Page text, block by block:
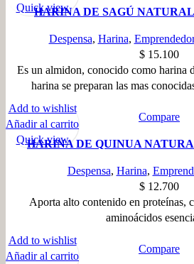
HARINA DE SAGÚ NATURAL
Despensa, Harina, Emprendedor
$ 15.100
Es un almidon, conocido como harina
harina se preparan las mas
Quick view
Compare
HARINA DE QUINUA
Despensa, Harina,
$ 12.700
Aporta alto contenido en proteínas,
aminoácidos
Add to wishlist
Añadir al carrito
Quick view
Compare
Add to wishlist
Añadir al carrito